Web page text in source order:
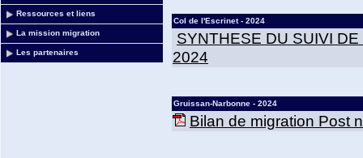
Ressources et liens
La mission migration
Les partenaires
Col de l'Escrinet - 2024
SYNTHESE DU SUIVI
2024
Gruissan-Narbonne - 2024
Bilan de migration Post